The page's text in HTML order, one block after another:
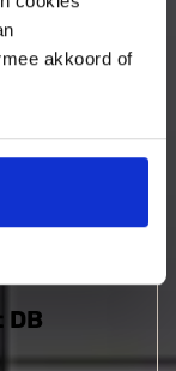
akkoord of